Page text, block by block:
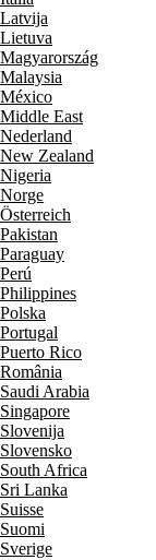
Latvija
Lietuva
Magyarország
Malaysia
México
Middle East
Nederland
New Zealand
Nigeria
Norge
Österreich
Pakistan
Paraguay
Perú
Philippines
Polska
Portugal
Puerto Rico
România
Saudi Arabia
Singapore
Slovenija
Slovensko
South Africa
Sri Lanka
Suisse
Suomi
Sverige